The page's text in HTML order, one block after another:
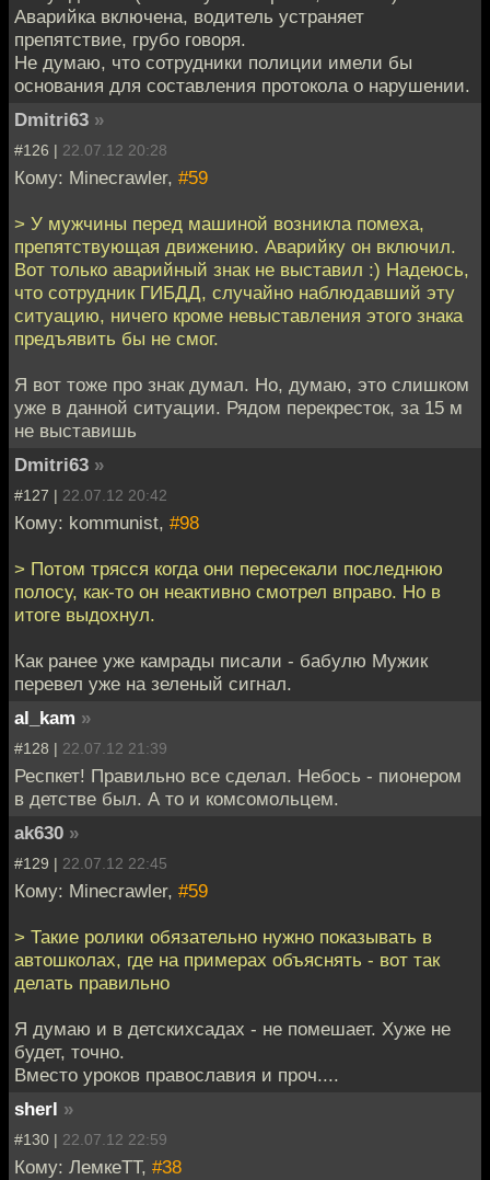
Аварийка включена, водитель устраняет
препятствие, грубо говоря.
Не думаю, что сотрудники полиции имели бы
основания для составления протокола о нарушении.
Dmitri63 »
#126 | 22.07.12 20:28
Кому: Minecrawler, #59
> У мужчины перед машиной возникла помеха,
препятствующая движению. Аварийку он включил.
Вот только аварийный знак не выставил :) Надеюсь,
что сотрудник ГИБДД, случайно наблюдавший эту
ситуацию, ничего кроме невыставления этого знака
предъявить бы не смог.
Я вот тоже про знак думал. Но, думаю, это слишком
уже в данной ситуации. Рядом перекресток, за 15 м
не выставишь
Dmitri63 »
#127 | 22.07.12 20:42
Кому: kommunist, #98
> Потом трясся когда они пересекали последнюю
полосу, как-то он неактивно смотрел вправо. Но в
итоге выдохнул.
Как ранее уже камрады писали - бабулю Мужик
перевел уже на зеленый сигнал.
al_kam »
#128 | 22.07.12 21:39
Респкет! Правильно все сделал. Небось - пионером
в детстве был. А то и комсомольцем.
ak630 »
#129 | 22.07.12 22:45
Кому: Minecrawler, #59
> Такие ролики обязательно нужно показывать в
автошколах, где на примерах объяснять - вот так
делать правильно
Я думаю и в детскихсадах - не помешает. Хуже не
будет, точно.
Вместо уроков православия и проч....
sherl »
#130 | 22.07.12 22:59
Кому: ЛемкеТТ, #38